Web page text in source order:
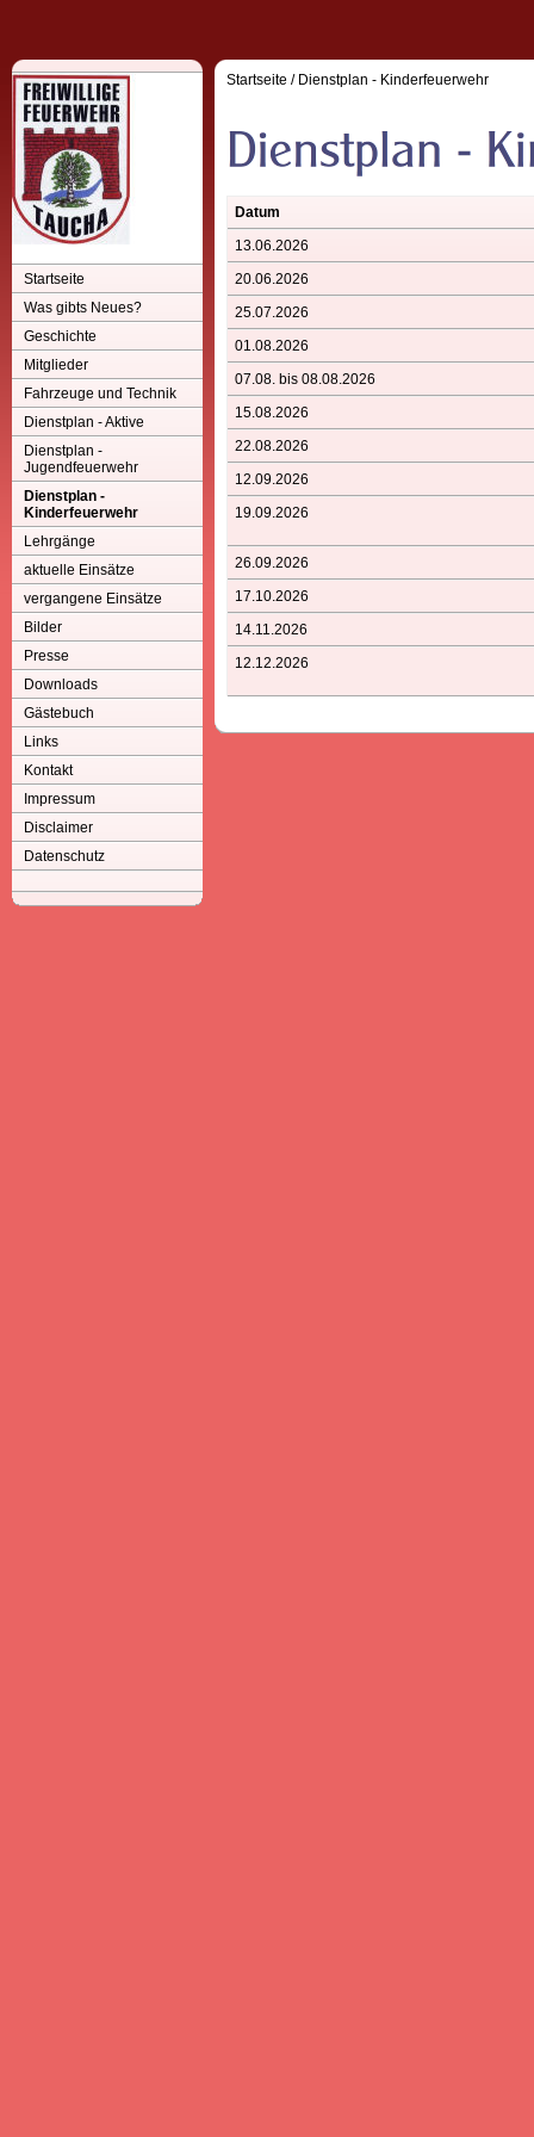
Startseite
Was gibts Neues?
Geschichte
Mitglieder
Fahrzeuge und Technik
Dienstplan - Aktive
Dienstplan -
Jugendfeuerwehr
Dienstplan -
Kinderfeuerwehr
Lehrgänge
aktuelle Einsätze
vergangene Einsätze
Bilder
Presse
Downloads
Gästebuch
Links
Kontakt
Impressum
Disclaimer
Datenschutz
Startseite / Dienstplan - Kinderfeuerwehr
Datum
13.06.2026
20.06.2026
25.07.2026
01.08.2026
07.08. bis 08.08.2026
15.08.2026
22.08.2026
12.09.2026
19.09.2026
26.09.2026
17.10.2026
14.11.2026
12.12.2026